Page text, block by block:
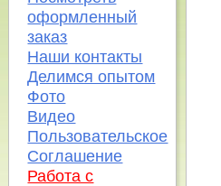
оформленный
заказ
Наши контакты
Делимся опытом
Фото
Видео
Пользовательское
Соглашение
Работа с